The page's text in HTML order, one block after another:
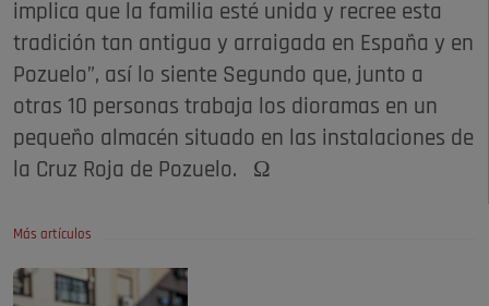
implica que la familia esté unida y recree esta
tradición tan antigua y arraigada en España y en
Pozuelo”, así lo siente Segundo que, junto a
otras 10 personas trabaja los dioramas en un
pequeño almacén situado en las instalaciones de
la Cruz Roja de Pozuelo. Ω
Más artículos